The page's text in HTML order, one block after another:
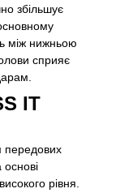
збільшує
між нижньою
сприяє
IT
передових
основі
рівня.